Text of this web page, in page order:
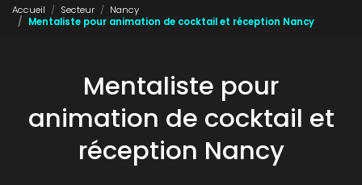
Accueil Secteur
Nancy
Mentaliste pour animation de cocktail et réception Nancy
Mentaliste pour
animation de cocktail et
réception Nancy